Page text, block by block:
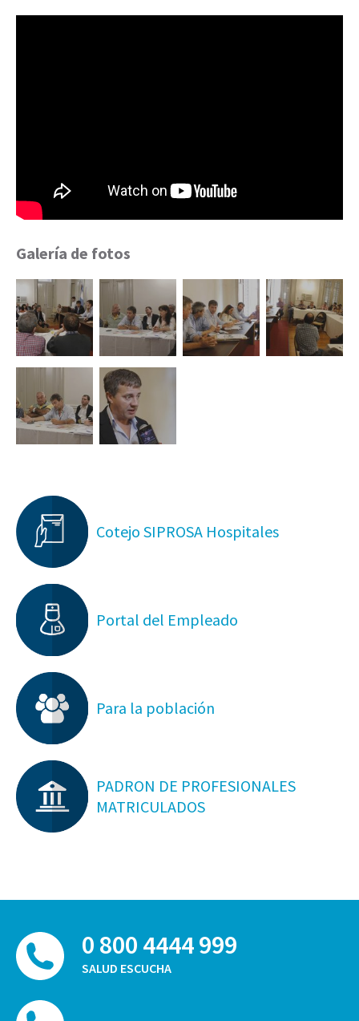
Galería de fotos
Cotejo SIPROSA Hospitales
Portal del Empleado
Para la población
PADRON DE PROFESIONALES
MATRICULADOS
0 800 4444 999
SALUD ESCUCHA